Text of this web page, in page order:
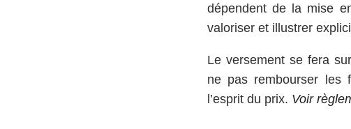
dépendent de la mise
valoriser et illustrer
Le versement se fera
ne pas rembourser les
l’esprit du prix. Voir